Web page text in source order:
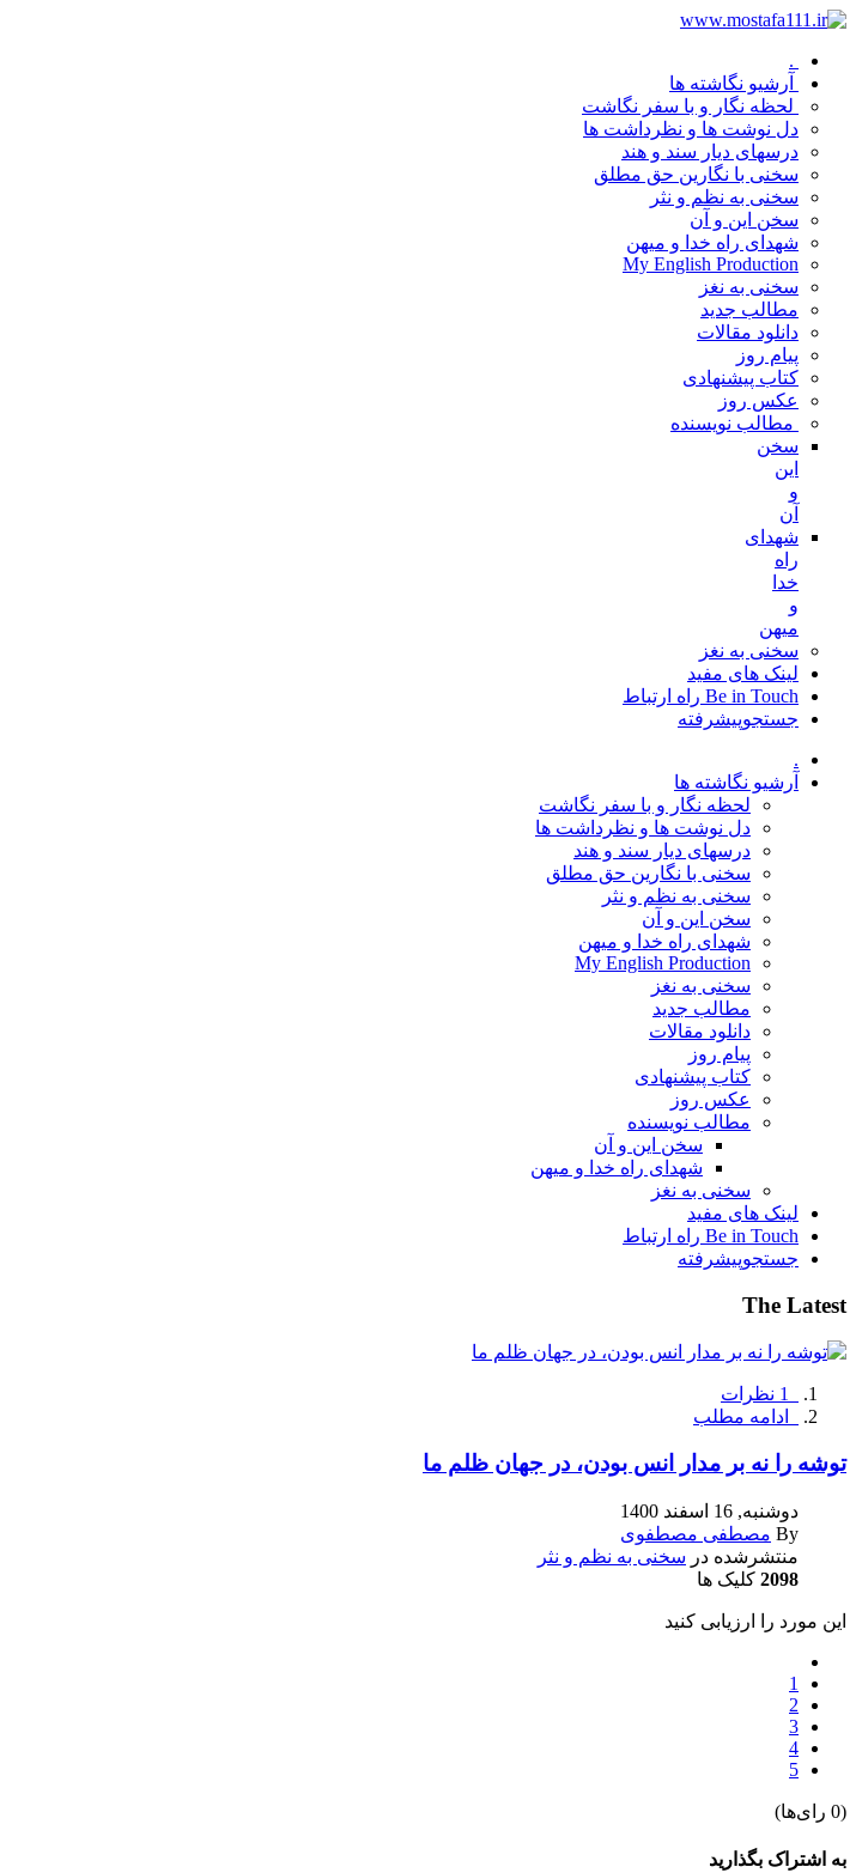
.
آرشیو نگاشته ها
لحظه نگار و با سفر نگاشت
دل نوشت ها و نظرداشت ها
درسهای دیار سند و هند
سخنی با نگارین حق مطلق
سخنی به نظم و نثر
سخن این و آن
شهدای راه خدا و میهن
My English Production
سخنی به نغز
مطالب جدید
دانلود مقالات
پیام روز
کتاب پیشنهادی
عکس روز
مطالب نویسنده
سخن
این
و
آن
شهدای
راه
خدا
و
میهن
سخنی به نغز
لینک های مفید
Be in Touch راه ارتباط
جستجوپیشرفته
.
آرشیو نگاشته ها
لحظه نگار و با سفر نگاشت
دل نوشت ها و نظرداشت ها
درسهای دیار سند و هند
سخنی با نگارین حق مطلق
سخنی به نظم و نثر
سخن این و آن
شهدای راه خدا و میهن
My English Production
سخنی به نغز
مطالب جدید
دانلود مقالات
پیام روز
کتاب پیشنهادی
عکس روز
مطالب نویسنده
سخن این و آن
شهدای راه خدا و میهن
سخنی به نغز
لینک های مفید
Be in Touch راه ارتباط
جستجوپیشرفته
The Latest
ادامه مطلب
توشه را نه بر مدار انس بودن، در جهان ظلم ما
دوشنبه, 16 اسفند 1400
By مصطفی مصطفوی
منتشرشده در سخنی به نظم و نثر
2098 کلیک ها
این مورد را ارزیابی کنید
1
2
3
4
5
(0 رای‌ها)
به اشتراک بگذارید